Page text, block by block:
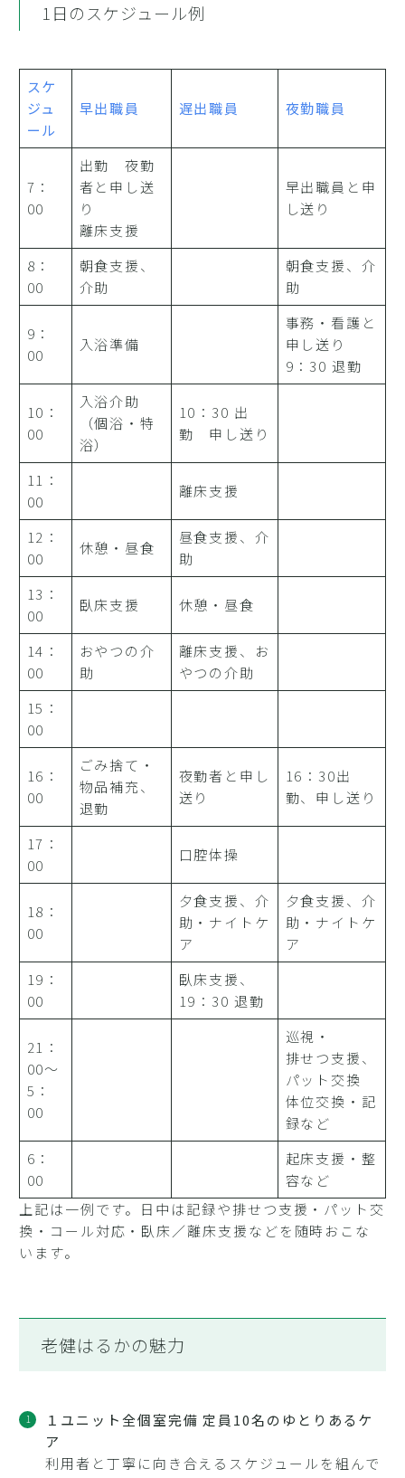
1日のスケジュール例
スケ
ジュ
ール
早出職員 遅出職員 夜勤職員
7：
00
出勤 夜勤
者と申し送
り
離床支援
早出職員と申
し送り
8：
00
朝食支援、
介助
朝食支援、介
助
9：
00
入浴準備
事務・看護と
申し送り
9：30 退勤
10：
00
入浴介助
（個浴・特
浴）
10：30 出
勤 申し送り
11：
00
離床支援
12：
00
休憩・昼食
昼食支援、介
助
13：
00
臥床支援 休憩・昼食
14：
00
おやつの介
助
離床支援、お
やつの介助
15：
00
16：
00
ごみ捨て・
物品補充、
退勤
夜勤者と申し
送り
16：30出
勤、申し送り
17：
00
口腔体操
18：
00
夕食支援、介
助・ナイトケ
ア
夕食支援、介
助・ナイトケ
ア
19：
00
臥床支援、
19：30 退勤
21：
00～
5：
00
巡視・
排せつ支援、
パット交換
体位交換・記
録など
6：
00
起床支援・整
容など
上記は一例です。日中は記録や排せつ支援・パット交
換・コール対応・臥床／離床支援などを随時おこな
います。
老健はるかの魅力
１ユニット全個室完備 定員10名のゆとりあるケ
ア
利用者と丁寧に向き合えるスケジュールを組んで